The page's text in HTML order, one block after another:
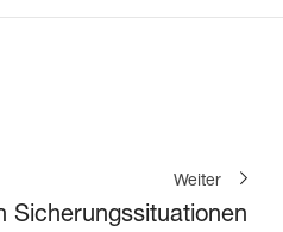
Weiter
Sicherungssituationen